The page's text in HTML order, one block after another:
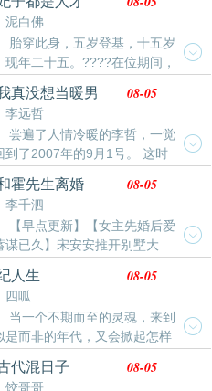
是简单的对与错便可以评判。绵柔
波谲云诡中的尔虞我诈，机关算尽
写在脸上，宽恕放在心里，最后却
帝国编年史·卷一》如果您喜欢帝国
认的好男人都非她不娶
将兵家术法推演至巅峰，争一线生
妖巢、伐山破庙…许多年后，众多
脸色难看：“说什么妖鬼邪魔，黑暗
这世间最大的恐怖！”
泥白佛
胎穿此身，五岁登基，十五岁
现年二十五。????在位期间，
研发水泥，育种水稻。????教太后
外烧烤，创建皇家银行，修缮各省
威威大岳的太平盛世！????然，
。东南大水，西北大旱，地震频
承平已久的群臣请朕下罪己诏，向
。????朕呵呵一笑，这是历史架空
频道。????于是朕发出四道圣旨，
两个多月，朝堂再无一声牢
玩笑，朕还要泰山封禅，跟那老天
日，泰山之巅，少年天子，意气风
圣光乍现，云海中一个改变朕世界
真没想当暖男
李远哲
08-05
尝遍了人情冷暖的李哲，一觉
到了2007年的9月1号。 这时
去洪城师范学院报到的火车上。 重
心思呢，他只想多谈几次恋爱罢
现他竟然成了暖男！ 暖男者，中
霍先生离婚
李千泗
08-05
【早点更新】【女主先婚后爱
谋已久】宋安安推开别墅大
发上等候她的男人。奢华顶灯投下
口：“0点分。你晚了分钟到家。”他
半小时收拾，我先上楼等你。”宋
就备好的离婚协议书摔在他面
离婚吧。”霍慕笙动作一顿，微微
制在个小时以内。”宋安安脸色
说，离婚吧，混蛋！”宋安安本以
人生
四呱
08-05
当一个不期而至的灵魂，来到
是而非的年代，又会掀起怎样
时代，成为一名骑士典范，或者驰
下自己的传奇，再亦或者撕开黑
代混日子
饺哥哥
08-05